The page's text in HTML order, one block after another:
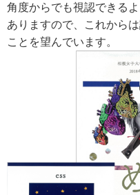
角度からでも視認できる
ありますので、これから
ことを望んでいます。